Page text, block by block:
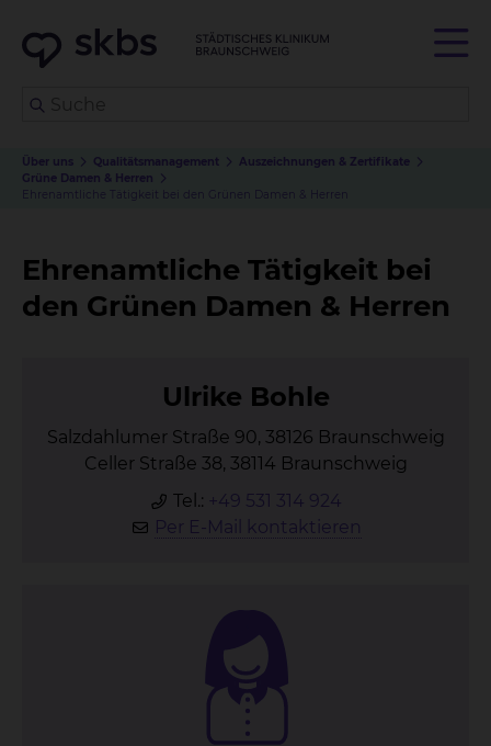
Über uns Qualitätsmanagement
Auszeichnungen & Zertifikate
Grüne Damen & Herren
Ehrenamtliche Tätigkeit bei den Grünen Damen & Herren
Ehrenamtliche Tätigkeit bei
den Grünen Damen & Herren
Ul­ri­ke Boh­le
Salzdahlumer Straße 90, 38126 Braunschweig
Celler Straße 38, 38114 Braunschweig
Tel.: +49 531 314 924
Per E-Mail kontaktieren